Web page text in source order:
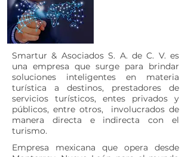
Smartur & Asociados S. A. de C. V. es
una empresa que surge para brindar
soluciones inteligentes en materia
turística a destinos, prestadores de
servicios turísticos, entes privados y
públicos, entre otros, involucrados de
manera directa e indirecta con el
turismo.
Empresa mexicana que opera desde